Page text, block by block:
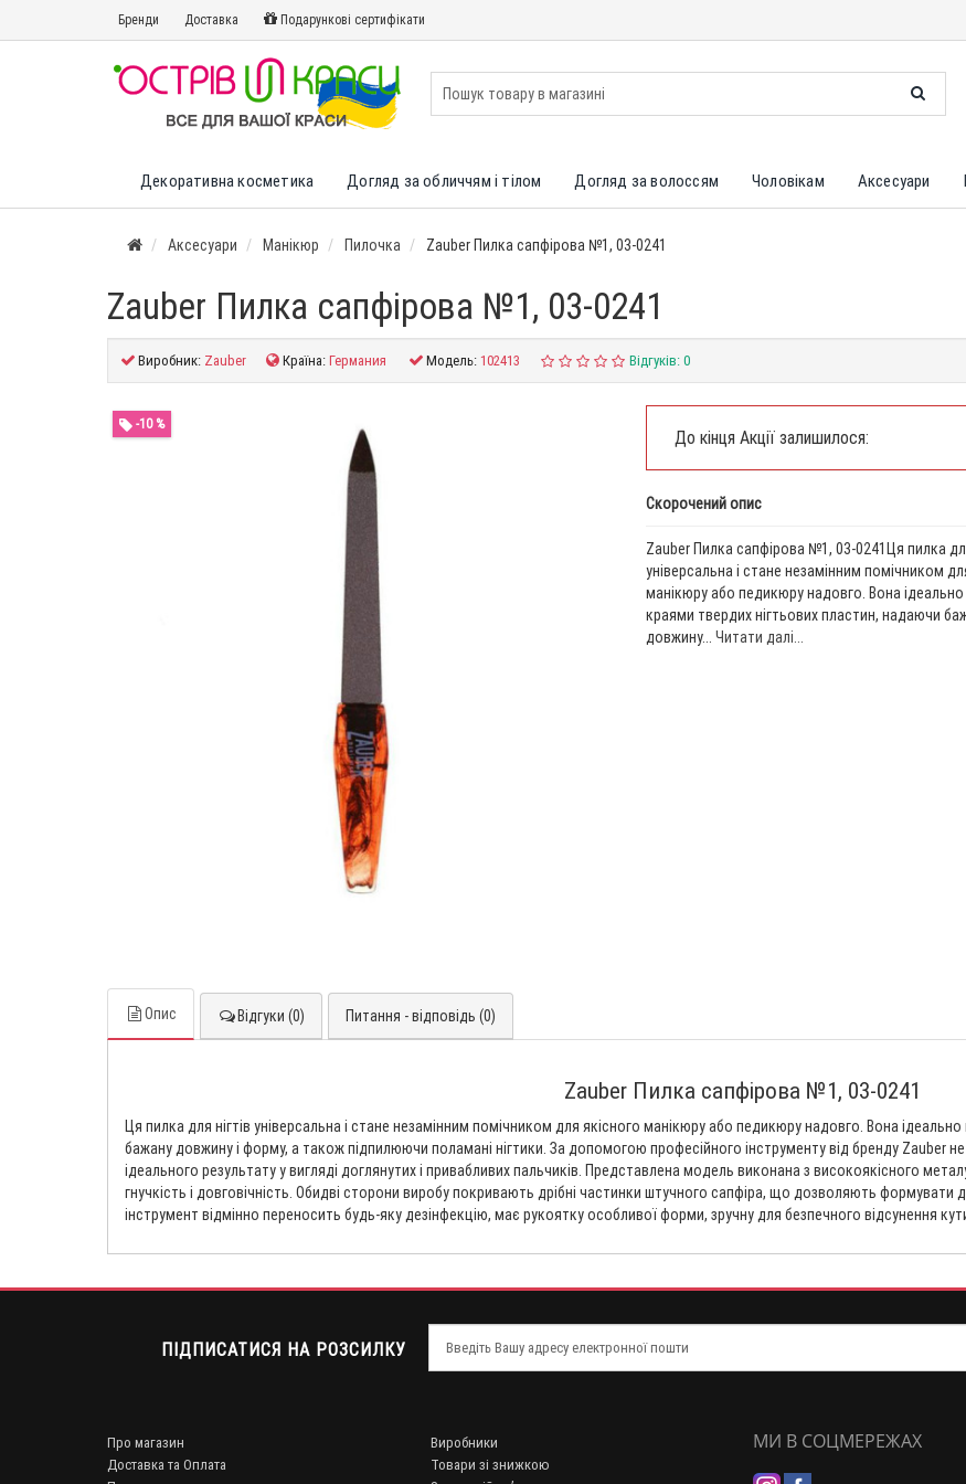
Бренди Доставка Подарункові сертифікати
Декоративна косметика Догляд за обличчям і тілом Догляд за волоссям Чоловікам Аксесуари
Аксесуари Манікюр Пилочка Zauber Пилка сапфірова №1, 03-0241
Zauber Пилка сапфірова №1, 03-0241
Виробник: Zauber Країна:Германия Модель:102413 Відгуків: 0
-10 %
До кінця Акції залишилося:
Скорочений опис
Zauber Пилка сапфірова №1, 03-0241Ця пилка
універсальна і стане незамінним помічником
манікюру або педикюру надовго. Вона
краями твердих нігтьових пластин, надаючи
довжину... Читати далі...
Опис Відгуки (0) Питання - відповідь (0)
Zauber Пилка сапфірова №1, 03-0241
Ця пилка для нігтів універсальна і стане незамінним помічником для якісного манікюру або педикюру надовго. Вона
бажану довжину і форму, а також підпилюючи поламані нігтики. За допомогою професійного інструменту від бренду Zauber
ідеального результату у вигляді доглянутих і привабливих пальчиків. Представлена ​​модель виконана з високоякісного
гнучкість і довговічність. Обидві сторони виробу покривають дрібні частинки штучного сапфіра, що дозволяють формувати
інструмент відмінно переносить будь-яку дезінфекцію, має рукоятку особливої ​​форми, зручну для безпечного відсунення
ПІДПИСАТИСЯ НА РОЗСИЛКУ
Про магазин
Доставка та Оплата
Виробники
Товари зі знижкою
МИ В СОЦМЕРЕЖАХ